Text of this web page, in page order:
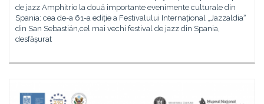
de jazz Amphitrio la două importante evenimente culturale din
Spania: cea de-a 61-a ediție a Festivalului Internațional „Jazzaldiaˮ
din San Sebastián,cel mai vechi festival de jazz din Spania,
desfășurat